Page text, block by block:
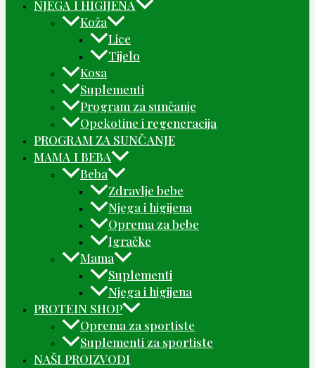
NJEGA I HIGIJENA
Koža
Lice
Tijelo
Kosa
Suplementi
Program za sunčanje
Opekotine i regeneracija
PROGRAM ZA SUNČANJE
MAMA I BEBA
Beba
Zdravlje bebe
Njega i higijena
Oprema za bebe
Igračke
Mama
Suplementi
Njega i higijena
PROTEIN SHOP
Oprema za sportiste
Suplementi za sportiste
NAŠI PROIZVODI